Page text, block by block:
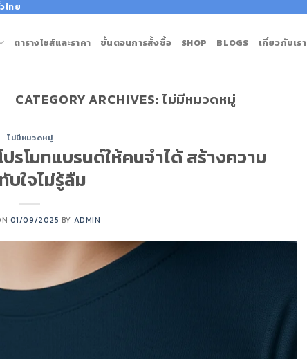
ไทย
ตารางไซส์และราคา ขั้นตอนการสั้งซื้อ SHOP BLOGS เกี่ยวกับเรา
CATEGORY ARCHIVES: ไม่มีหมวดหมู่
ไม่มีหมวดหมู่
โมทแบรนด์ให้คนจำได้ สร้างความ
บใจไม่รู้ลืม
01/09/2025 BY ADMIN